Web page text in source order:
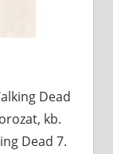
Dead
kb.
Dead 7.